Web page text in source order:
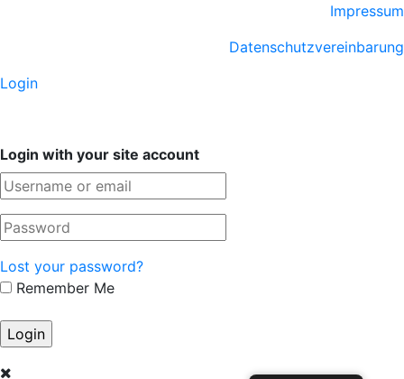
Impressum
Datenschutzvereinbarung
Login
Login with your site account
Lost your password?
Remember Me